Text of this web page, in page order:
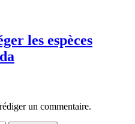
les espèces
un commentaire.